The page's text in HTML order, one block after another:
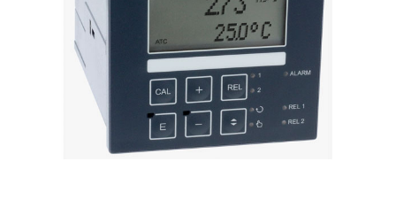
Device Viewer
Find produktspecifik information og
dokumentation
Find reservedele
Find reservedele efter produktkategori,
ordrekode eller serienummer
Niveaumåling med tryk
Procesfotometre
Måling med
mikrobølgetransmission
Memosens-teknologi